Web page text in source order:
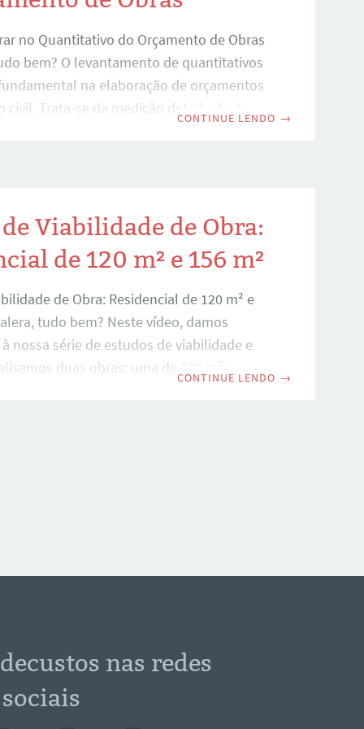
no Quantitativo do Orçamento de Obras
bem? O levantamento de quantitativos
na elaboração de orçamentos
civil. Trata-se da medição detalhada de
por etapa da construção. Preparação
levantamento de quantitativo do
CONTINUE LENDO →
Viabilidade de Obra:
de 120 m² e 156 m²
de Obra: Residencial de 120 m² e
tudo bem? Neste vídeo, damos
nossa série de estudos de viabilidade e
duas obras: uma de 120 m² e
uma ferramenta estratégica na
CONTINUE LENDO →
nas redes
sociais